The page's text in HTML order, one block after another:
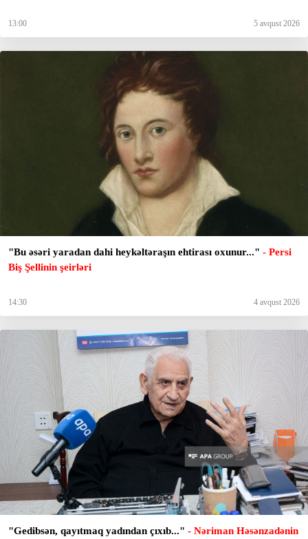
13:00 5 avqust 2026
"Bu əsəri yaradan dahi heykəltəraşın ehtirası oxunur..." - Persi
Biş Şellinin şeirləri
14:30 4 avqust 2026
"Gedibsәn, qayıtmaq yadından çıxıb..." - Nəriman Həsənzadənin